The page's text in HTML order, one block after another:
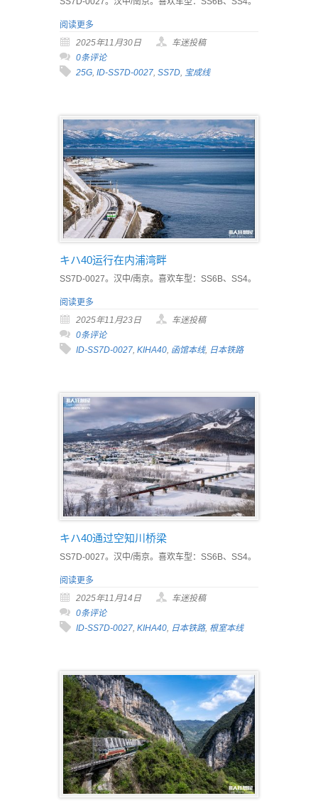
阅读更多
2025年11月30日
车迷投稿
0条评论
25G ID-SS7D-0027 SS7D 宝成线
キハ40运行在内浦湾畔
SS7D-0027。汉中/南京。喜欢车型：SS6B、SS4。
阅读更多
2025年11月23日
车迷投稿
0条评论
ID-SS7D-0027, KIHA40, 函馆本线, 日本铁路
キハ40通过空知川桥梁
SS7D-0027。汉中/南京。喜欢车型：SS6B、SS4。
阅读更多
2025年11月14日
车迷投稿
0条评论
ID-SS7D-0027 KIHA40 日本铁路, 根室本线